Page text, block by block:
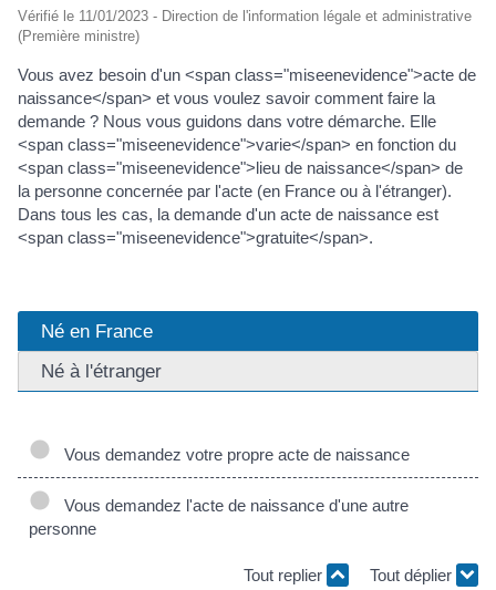
Vérifié le 11/01/2023 - Direction de l'information légale et administrative
(Première ministre)
Vous avez besoin d'un <span class="miseenevidence">acte de
naissance</span> et vous voulez savoir comment faire la
demande ? Nous vous guidons dans votre démarche. Elle
<span class="miseenevidence">varie</span> en fonction du
<span class="miseenevidence">lieu de naissance</span> de
la personne concernée par l'acte (en France ou à l'étranger).
Dans tous les cas, la demande d'un acte de naissance est
<span class="miseenevidence">gratuite</span>.
Né en France
Né à l'étranger
Vous demandez votre propre acte de naissance
Vous demandez l'acte de naissance d'une autre
personne
Tout replier Tout déplier